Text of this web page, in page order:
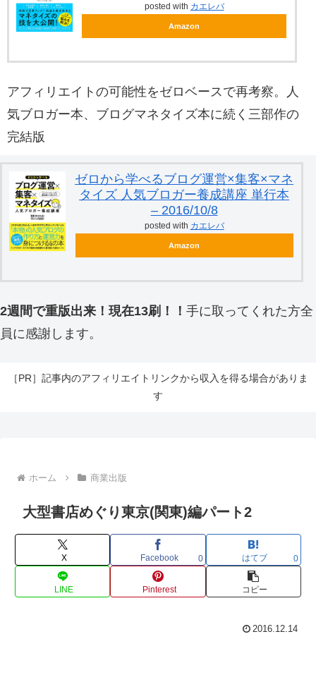
posted with カエレバ
Amazon
アフィリエイトの可能性をゼロベースで再考察。人
気ブロガー本、ブログマネタイズ本に続く三部作の
完結版
ゼロから学べるブログ運営×集客×マネ
タイズ 人気ブロガー養成講座 単行本
– 2016/10/8
posted with カエレバ
Amazon
2週間で重版出来！現在13刷！！ 手に取ってくれた方全
員に感謝します。
［PR］記事内のアフィリエイトリンクから収入を得る場合がありま
す
ホーム 商業出版
大型書店めぐり東京(関東)編パート2
X Facebook 0 はてブ 0
LINE Pinterest コピー
2016.12.14